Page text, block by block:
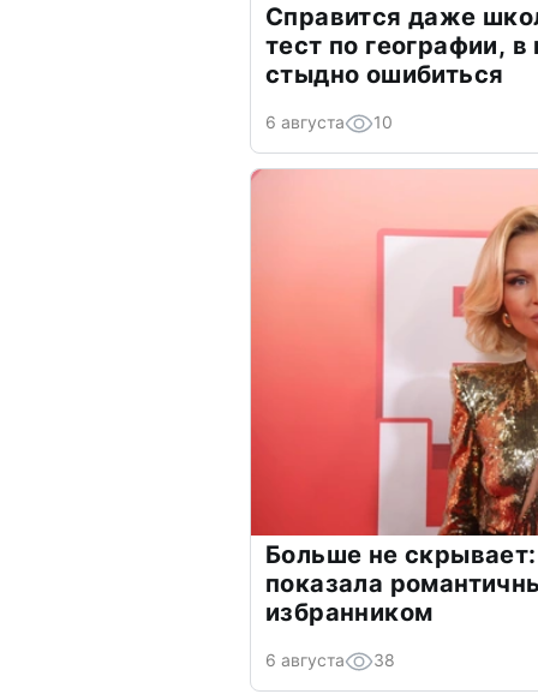
Справится даже
тест по географии,
стыдно ошибиться
6 августа 10
Больше не
показала
избранником
6 августа 38